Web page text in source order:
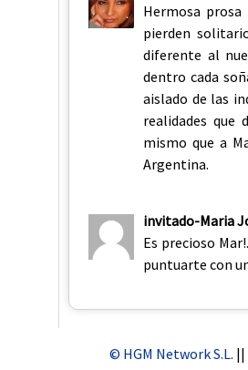
Hermosa
pierden
diferente al
dentro cada
aislado de las
realidades que
mismo que a
Argentina.
invitado-Maria
Es precioso
puntuarte con
© HGM Network S.L. ||